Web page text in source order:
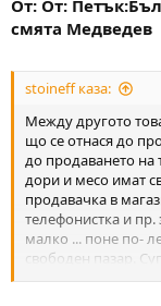
От: От:
смята Медведев
stoineff каза:
Между другото
що се отнася до
до продаването на
дори и месо имат
продавачка в
телефонистка и пр.
малко ... поне по-
свободен пазар.
че да има пчела